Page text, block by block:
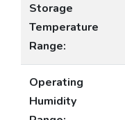
Storage
Temperature
Range:
Operating
Humidity